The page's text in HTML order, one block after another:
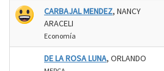
CARBAJAL MENDEZ, NANCY
ARACELI
Economía
DE LA ROSA LUNA, ORLANDO